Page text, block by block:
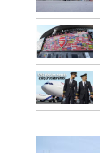
SİNGAPUR